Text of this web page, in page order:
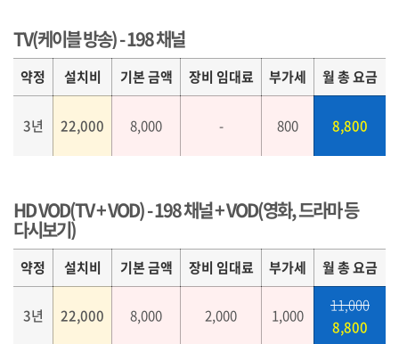
TV(케이블 방송) - 198 채널
약정 설치비 기본 금액 장비 임대료 부가세 월 총 요금
3년 22,000 8,000 - 800 8,800
HD VOD(TV + VOD) - 198 채널 + VOD(영화, 드라마 등
다시보기)
약정 설치비 기본 금액 장비 임대료 부가세 월 총 요금
3년 22,000 8,000 2,000 1,000
11,000
8,800